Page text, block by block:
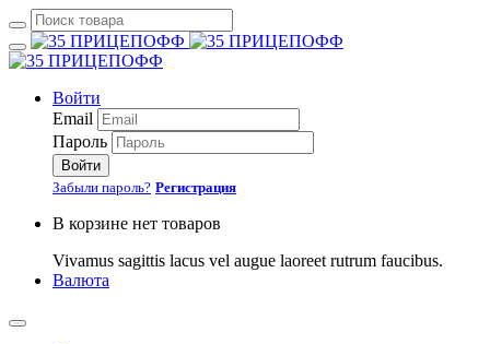
Войти
Email
Пароль
Войти
Забыли пароль? Регистрация
В корзине нет товаров
Vivamus sagittis lacus vel augue laoreet rutrum faucibus.
Валюта